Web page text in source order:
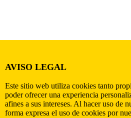
AVISO LEGAL
Este sitio web utiliza cookies tanto
poder ofrecer una experiencia
afines a sus intereses. Al hacer uso de
forma expresa el uso de cookies por